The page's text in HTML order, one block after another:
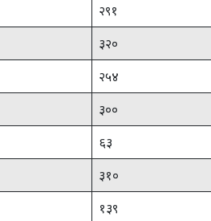
२९१
३२०
२५४
३००
६३
३१०
१३९